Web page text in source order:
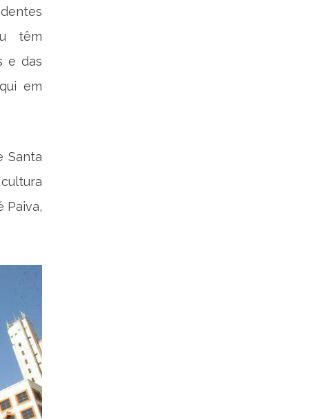
têm
e das
em
Santa
Paiva,